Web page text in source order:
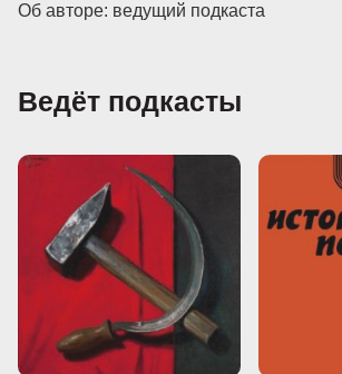
Об авторе: ведущий подкаста
Ведёт подкасты